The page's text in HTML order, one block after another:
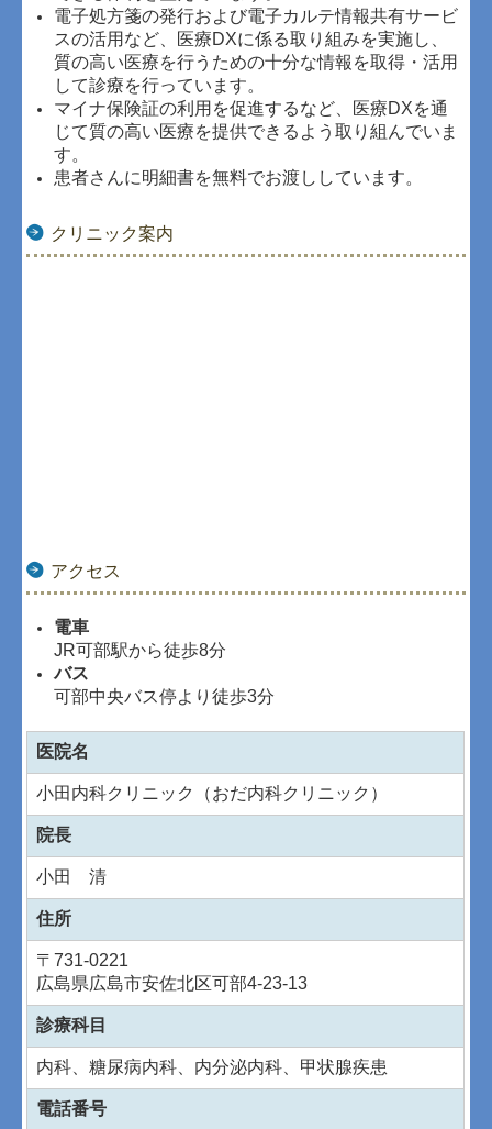
クリニック案内
アクセス
電車
JR可部駅から徒歩8分
バス
可部中央バス停より徒歩3分
医院名
小田内科クリニック（おだ内科クリニック）
院長
小田 清
住所
〒731-0221
広島県広島市安佐北区可部4-23-13
診療科目
内科、糖尿病内科、内分泌内科、甲状腺疾患
電話番号
電子処方箋の発行および電子カルテ情報共有サービ
スの活用など、医療DXに係る取り組みを実施し、
質の高い医療を行うための十分な情報を取得・活用
して診療を行っています。
マイナ保険証の利用を促進するなど、医療DXを通
じて質の高い医療を提供できるよう取り組んでいま
す。
患者さんに明細書を無料でお渡ししています。